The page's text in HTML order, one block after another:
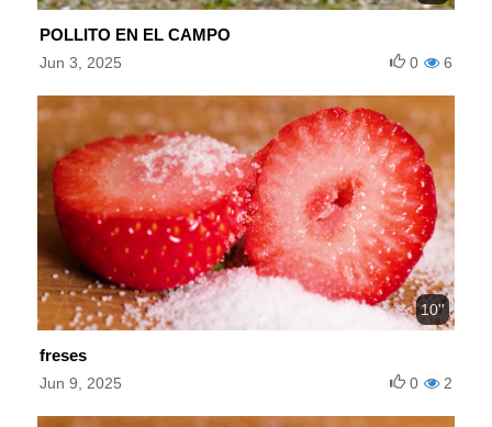
POLLITO EN EL CAMPO
Jun 3, 2025 6
0
10''
freses
Jun 9, 2025 2
0